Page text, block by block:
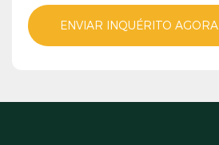
ENVIAR INQUÉRITO AGORA